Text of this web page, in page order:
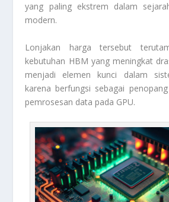
yang paling ekstrem dalam
modern.
Lonjakan harga tersebut
kebutuhan HBM yang meningkat
menjadi elemen kunci dalam
karena berfungsi sebagai
pemrosesan data pada GPU.